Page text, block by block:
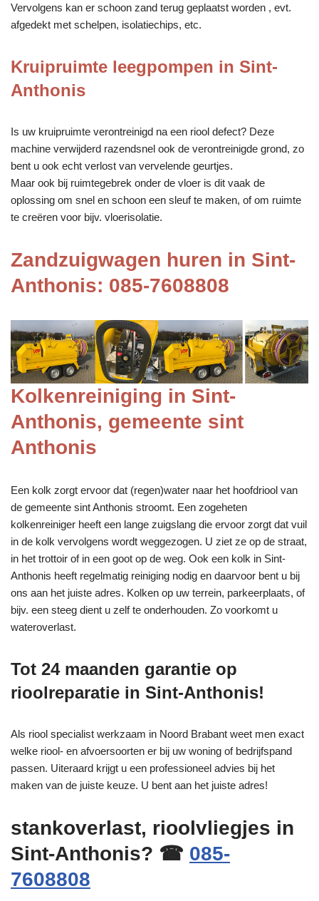
Vervolgens kan er schoon zand terug geplaatst worden , evt.
afgedekt met schelpen, isolatiechips, etc.
Kruipruimte leegpompen in Sint-
Anthonis
Is uw kruipruimte verontreinigd na een riool defect? Deze
machine verwijderd razendsnel ook de verontreinigde grond, zo
bent u ook echt verlost van vervelende geurtjes.
Maar ook bij ruimtegebrek onder de vloer is dit vaak de
oplossing om snel en schoon een sleuf te maken, of om ruimte
te creëren voor bijv. vloerisolatie.
Zandzuigwagen huren in Sint-
Anthonis: 085-7608808
Kolkenreiniging in Sint-
Anthonis, gemeente sint
Anthonis
Een kolk zorgt ervoor dat (regen)water naar het hoofdriool van
de gemeente sint Anthonis stroomt. Een zogeheten
kolkenreiniger heeft een lange zuigslang die ervoor zorgt dat vuil
in de kolk vervolgens wordt weggezogen. U ziet ze op de straat,
in het trottoir of in een goot op de weg. Ook een kolk in Sint-
Anthonis heeft regelmatig reiniging nodig en daarvoor bent u bij
ons aan het juiste adres. Kolken op uw terrein, parkeerplaats, of
bijv. een steeg dient u zelf te onderhouden. Zo voorkomt u
wateroverlast.
Tot 24 maanden garantie op
rioolreparatie in Sint-Anthonis!
Als riool specialist werkzaam in Noord Brabant weet men exact
welke riool- en afvoersoorten er bij uw woning of bedrijfspand
passen. Uiteraard krijgt u een professioneel advies bij het
maken van de juiste keuze. U bent aan het juiste adres!
stankoverlast, rioolvliegjes in
Sint-Anthonis? ☎ 085-
7608808